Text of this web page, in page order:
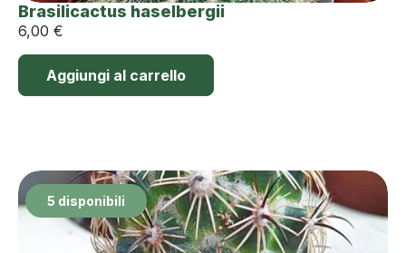
Brasilicactus haselbergii
6,00 €
Aggiungi al carrello
5 disponibili